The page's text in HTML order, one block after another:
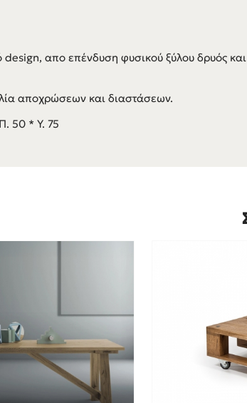
απο επένδυση φυσικού ξύλου δρυός και
αποχρώσεων και διαστάσεων.
50 * Υ. 75